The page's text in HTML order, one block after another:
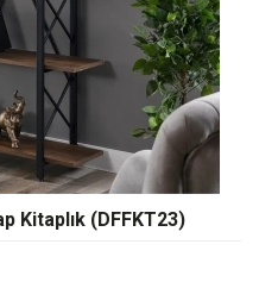
Kitaplık (DFFKT23)